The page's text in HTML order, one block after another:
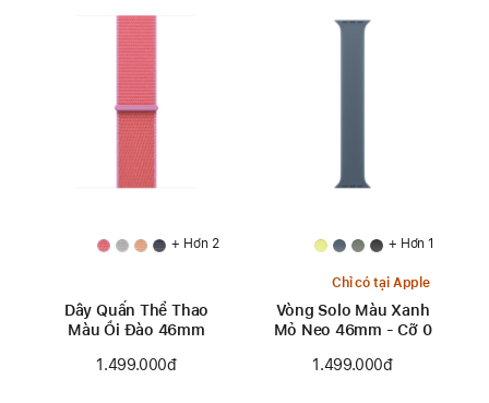
+ Hơn 2
Dây Quấn Thể Thao
Màu Ổi Đào 46mm
1.499.000đ
+ Hơn 1
Chỉ có tại Apple
Vòng Solo Màu Xanh
Mỏ Neo 46mm - Cỡ 0
1.499.000đ